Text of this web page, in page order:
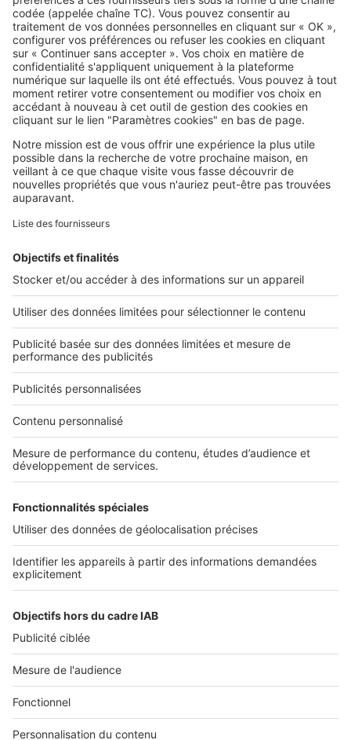
SeLoger c'est aussi
Retrouvez-nous sur ...
L'ENTREPRISE
Qui sommes-nous ?
Nous contacter
Nous recrutons
NOS APPLICATIONS
Découvrez nos applications
Tous nos services pro
Accès client
Mes annonces sur SeLoger
À DÉCOUVRIR
Tout l'immobilier
Toutes les villes
Tous les départements
Toutes les régions
SeLoger © 1992 - 2023